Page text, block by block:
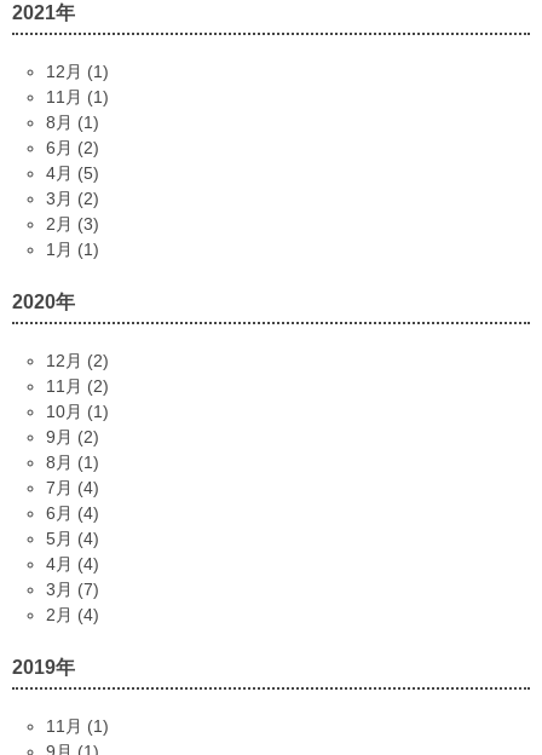
2021年
12月 (1)
11月 (1)
8月 (1)
6月 (2)
4月 (5)
3月 (2)
2月 (3)
1月 (1)
2020年
12月 (2)
11月 (2)
10月 (1)
9月 (2)
8月 (1)
7月 (4)
6月 (4)
5月 (4)
4月 (4)
3月 (7)
2月 (4)
2019年
11月 (1)